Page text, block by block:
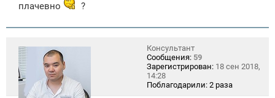
плачевно
?
Консультант
Сообщения: 59
Зарегистрирован: 18 сен 2018,
14:28
Поблагодарили: 2 раза